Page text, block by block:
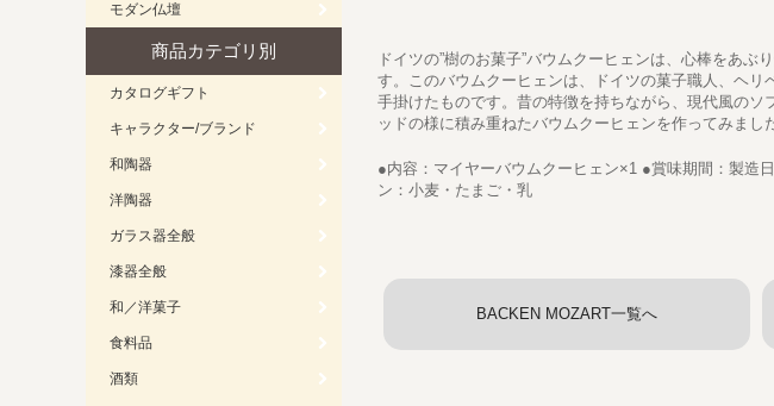
ドイツの”樹のお菓子”バウムクーヒェンは、心棒をあ
す。このバウムクーヒェンは、ドイツの菓子職人、ヘ
手掛けたものです。昔の特徴を持ちながら、現代風のソ
ッドの様に積み重ねたバウムクーヒェンを作ってみまし
●内容：マイヤーバウムクーヒェン×1 ●賞味期間：製造
ン：小麦・たまご・乳
BACKEN MOZART一覧へ
モダン仏壇
商品カテゴリ別
カタログギフト
キャラクター/ブランド
和陶器
洋陶器
ガラス器全般
漆器全般
和／洋菓子
食料品
酒類